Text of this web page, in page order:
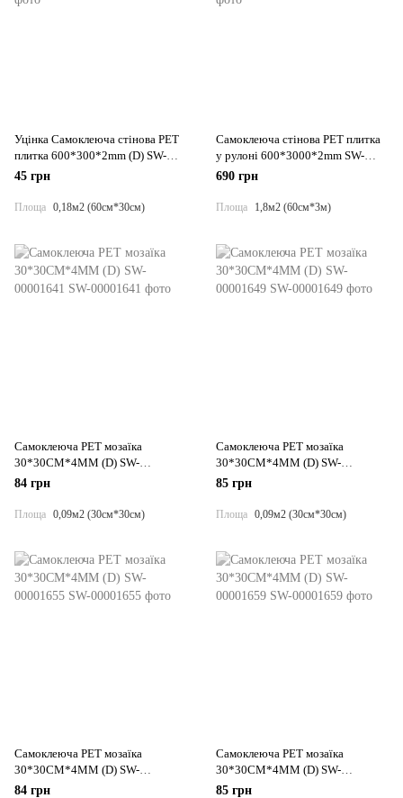
Уцінка Самоклеюча стінова PET
плитка 600*300*2mm (D) SW-
00002528
45 грн
Площа 0,18м2 (60см*30см)
Самоклеюча стінова PET плитка
у рулоні 600*3000*2mm SW-
00001693
690 грн
Площа 1,8м2 (60см*3м)
Самоклеюча PET мозаїка
30*30CM*4MM (D) SW-
00001641
84 грн
Площа 0,09м2 (30см*30см)
Самоклеюча PET мозаїка
30*30CM*4MM (D) SW-
00001649
85 грн
Площа 0,09м2 (30см*30см)
Самоклеюча PET мозаїка
30*30CM*4MM (D) SW-
00001655
84 грн
Самоклеюча PET мозаїка
30*30CM*4MM (D) SW-
00001659
85 грн